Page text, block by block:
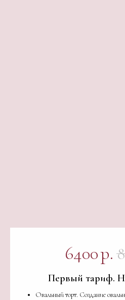
6400р.
Первый тариф.
Овальный торт. Создание